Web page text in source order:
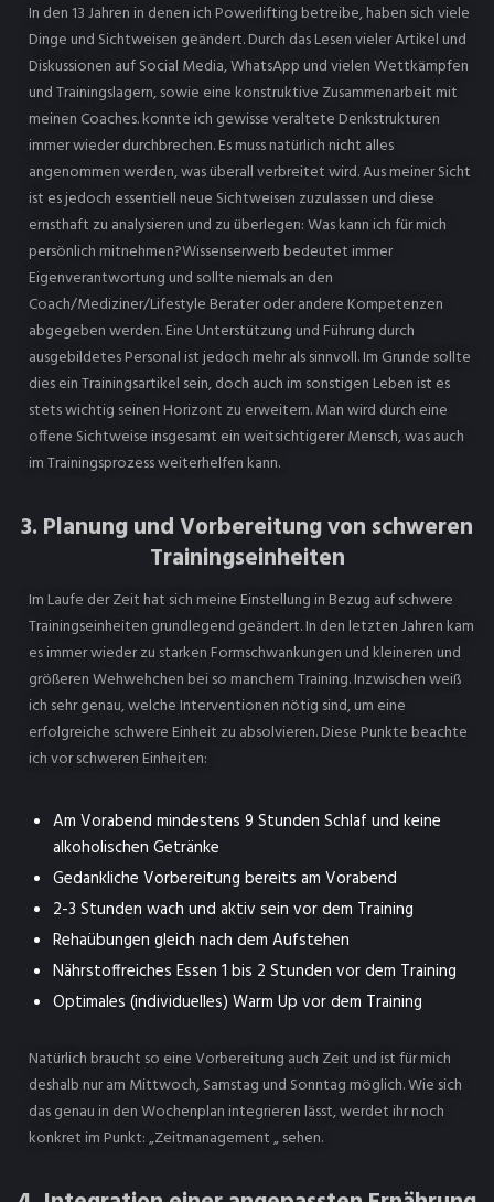
In den 13 Jahren in denen ich Powerlifting betreibe, haben sich viele
Dinge und Sichtweisen geändert. Durch das Lesen vieler Artikel und
Diskussionen auf Social Media, WhatsApp und vielen Wettkämpfen
und Trainingslagern, sowie eine konstruktive Zusammenarbeit mit
meinen Coaches. konnte ich gewisse veraltete Denkstrukturen
immer wieder durchbrechen. Es muss natürlich nicht alles
angenommen werden, was überall verbreitet wird. Aus meiner Sicht
ist es jedoch essentiell neue Sichtweisen zuzulassen und diese
ernsthaft zu analysieren und zu überlegen: Was kann ich für mich
persönlich mitnehmen?Wissenserwerb bedeutet immer
Eigenverantwortung und sollte niemals an den
Coach/Mediziner/Lifestyle Berater oder andere Kompetenzen
abgegeben werden. Eine Unterstützung und Führung durch
ausgebildetes Personal ist jedoch mehr als sinnvoll. Im Grunde sollte
dies ein Trainingsartikel sein, doch auch im sonstigen Leben ist es
stets wichtig seinen Horizont zu erweitern. Man wird durch eine
offene Sichtweise insgesamt ein weitsichtigerer Mensch, was auch
im Trainingsprozess weiterhelfen kann.
3. Planung und Vorbereitung von schweren
Trainingseinheiten
Im Laufe der Zeit hat sich meine Einstellung in Bezug auf schwere
Trainingseinheiten grundlegend geändert. In den letzten Jahren kam
es immer wieder zu starken Formschwankungen und kleineren und
größeren Wehwehchen bei so manchem Training. Inzwischen weiß
ich sehr genau, welche Interventionen nötig sind, um eine
erfolgreiche schwere Einheit zu absolvieren. Diese Punkte beachte
ich vor schweren Einheiten:
Am Vorabend mindestens 9 Stunden Schlaf und keine
alkoholischen Getränke
Gedankliche Vorbereitung bereits am Vorabend
2-3 Stunden wach und aktiv sein vor dem Training
Rehaübungen gleich nach dem Aufstehen
Nährstoffreiches Essen 1 bis 2 Stunden vor dem Training
Optimales (individuelles) Warm Up vor dem Training
Natürlich braucht so eine Vorbereitung auch Zeit und ist für mich
deshalb nur am Mittwoch, Samstag und Sonntag möglich. Wie sich
das genau in den Wochenplan integrieren lässt, werdet ihr noch
konkret im Punkt: „Zeitmanagement „ sehen.